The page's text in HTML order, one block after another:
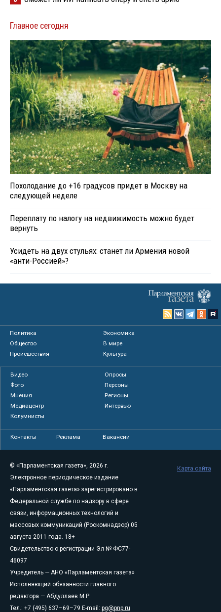
Главное сегодня
Похолодание до +16 градусов придет в Москву на
следующей неделе
Переплату по налогу на недвижимость можно будет
вернуть
Усидеть на двух стульях: станет ли Армения новой
«анти-Россией»?
Политика
Экономика
Общество
В мире
Происшествия
Культура
Видео
Опросы
Фото
Персоны
Мнения
Регионы
Медиацентр
Интервью
Колумнисты
Контакты Реклама Вакансии
© «Парламентская газета», 2026 г.
Электронное периодическое издание
«Парламентская газета» зарегистрировано в
Федеральной службе по надзору в сфере
связи, информационных технологий и
массовых коммуникаций (Роскомнадзор) 05
августа 2011 года. 18+
Свидетельство о регистрации Эл № ФС77-
46097
Учредитель — АНО «Парламентская газета»
Исполняющий обязанности главного
редактора — Абдуллаев М.Р.
Тел.: +7 (495) 637–69–79 E-mail: pg@pnp.ru
Карта сайта